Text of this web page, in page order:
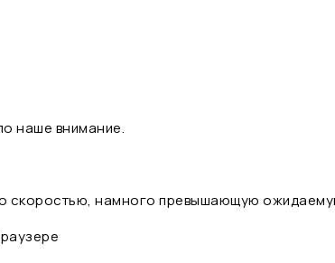
наше внимание.
скоростью, намного превышающую